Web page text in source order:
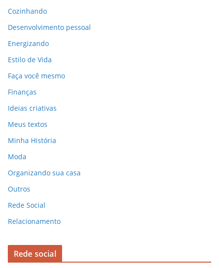
Cozinhando
Desenvolvimento pessoal
Energizando
Estilo de Vida
Faça você mesmo
Finanças
Ideias criativas
Meus textos
Minha História
Moda
Organizando sua casa
Outros
Rede Social
Relacionamento
Rede social